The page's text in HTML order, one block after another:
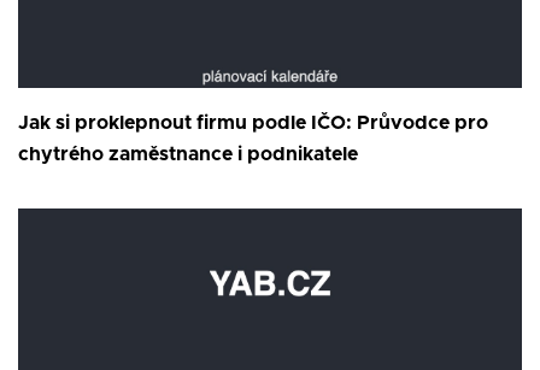
Jak si proklepnout firmu podle IČO: Průvodce pro
chytrého zaměstnance i podnikatele